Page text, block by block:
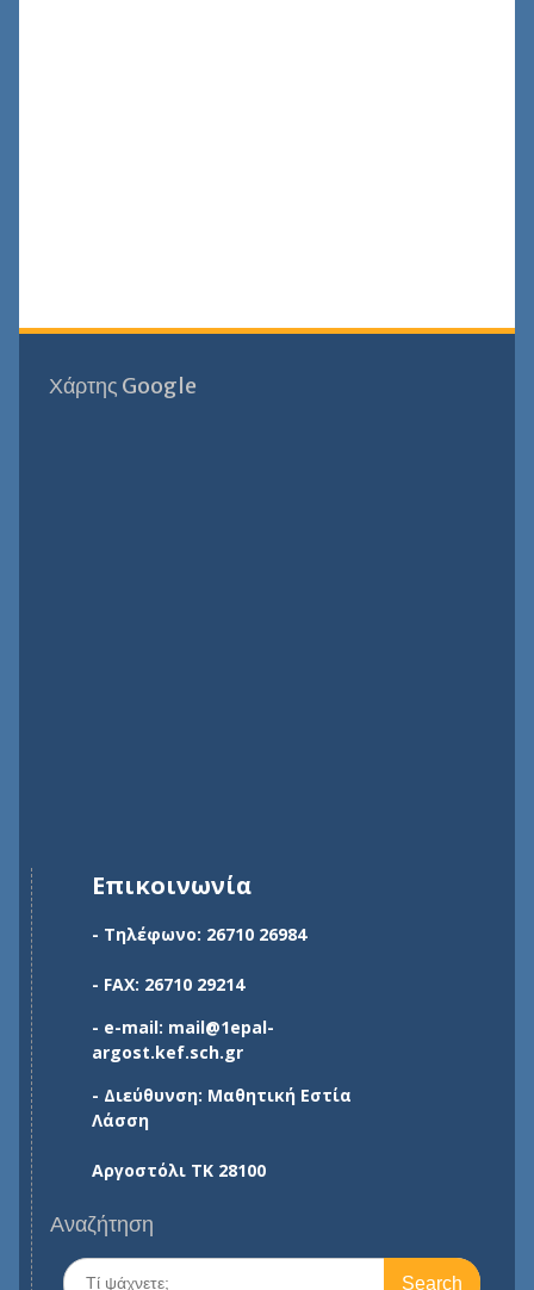
Χάρτης Google
Επικοινωνία
- Τηλέφωνο: 26710 26984
- FAX: 26710 29214
- e-mail: mail@1epal-
argost.kef.sch.gr
- Διεύθυνση: Μαθητική Εστία
Λάσση
Αργοστόλι ΤΚ 28100
Αναζήτηση
Search